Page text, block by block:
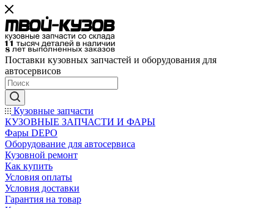
Поставки кузовных запчастей и оборудования для
автосервисов
Кузовные запчасти
КУЗОВНЫЕ ЗАПЧАСТИ И ФАРЫ
Фары DEPO
Оборудование для автосервиса
Кузовной ремонт
Как купить
Условия оплаты
Условия доставки
Гарантия на товар